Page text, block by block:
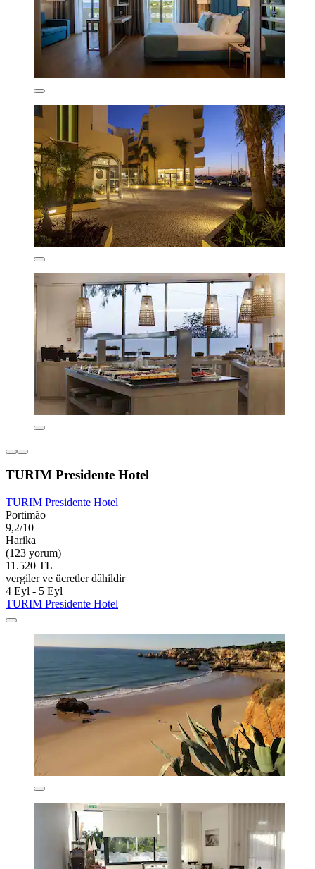
TURIM Presidente Hotel
TURIM Presidente Hotel
Portimão
9,2/10
Harika
(123 yorum)
11.520 TL
vergiler ve ücretler dâhildir
4 Eyl - 5 Eyl
TURIM Presidente Hotel